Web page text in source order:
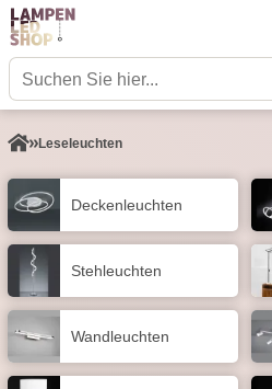
Leseleuchten
Decken­leuchten
Stehleuchten
Wand­leuchten